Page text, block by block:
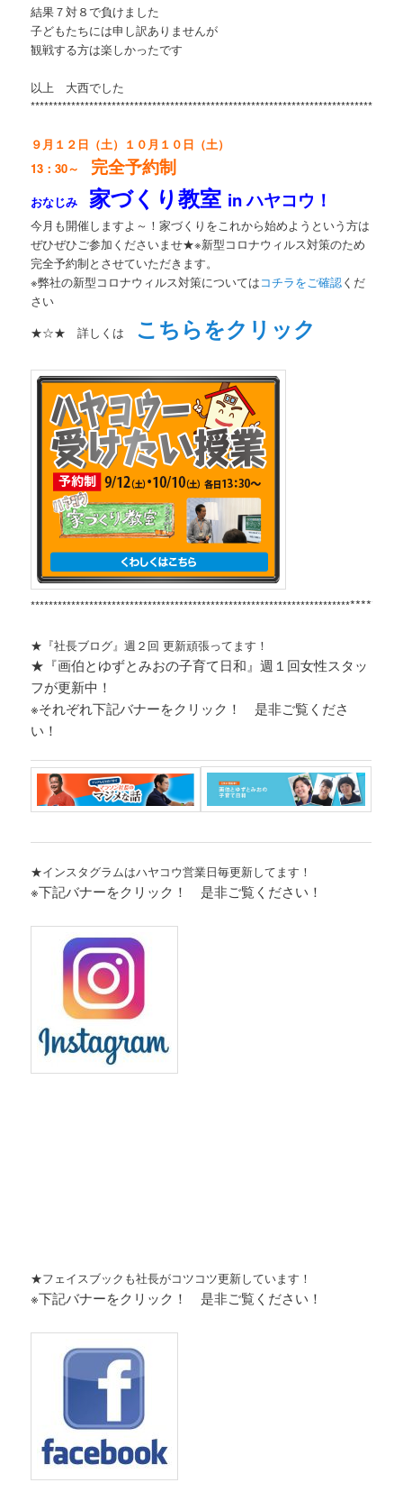
結果７対８で負けました
子どもたちには申し訳ありませんが
観戦する方は楽しかったです
以上 大西でした
**********************************************************************************
９月１２日（土）１０月１０日（土）
13：30～ 完全予約制
おなじみ家づくり教室 in ハヤコウ！
今月も開催しますよ～！家づくりをこれから始めようという方は
ぜひぜひご参加くださいませ★※新型コロナウィルス対策のため
完全予約制とさせていただきます。
※弊社の新型コロナウィルス対策についてはコチラをご確認くだ
さい
★☆★ 詳しくは
こちらをクリック
***********************************************************************
★『社長ブログ』週２回 更新頑張ってます！
★『画伯とゆずとみおの子育て日和』週１回女性スタッ
フが更新中！
※それぞれ下記バナーをクリック！ 是非ご覧くださ
い！
★インスタグラムはハヤコウ営業日毎更新してます！
※下記バナーをクリック！ 是非ご覧ください！
★フェイスブックも社長がコツコツ更新しています！
※下記バナーをクリック！ 是非ご覧ください！